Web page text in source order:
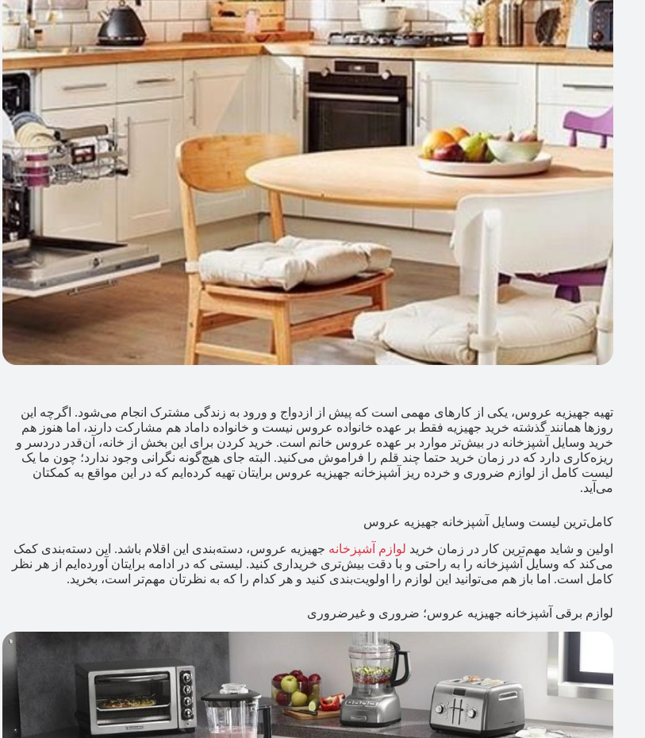
تهیه جهیزیه عروس، یکی از کارهای مهمی است که پیش از ازدواج و ورود به زندگی مشترک انجام می‌شود. اگرچه این
روزها همانند گذشته خرید جهیزیه فقط بر عهده خانواده عروس نیست و خانواده داماد هم مشارکت دارند، اما هنوز هم
خرید وسایل آشپزخانه در بیش‌تر موارد بر عهده عروس خانم است. خرید کردن برای این بخش از خانه، آن‌قدر دردسر و
ریزه‌کاری دارد که در زمان خرید حتما چند قلم را فراموش می‌کنید. البته جای هیچ‌‌گونه نگرانی وجود ندارد؛ چون ما یک
لیست کامل از لوازم ضروری و خرده ریز آشپزخانه جهیزیه عروس برایتان تهیه کرده‌ایم که در این مواقع به کمکتان
می‌آید.
کامل‌ترین لیست وسایل آشپزخانه جهیزیه عروس
اولین و شاید مهم‌ترین کار در زمان خرید لوازم آشپزخانه جهیزیه عروس، دسته‌بندی این اقلام باشد. این دسته‌بندی کمک
می‌کند که وسایل آشپزخانه را به راحتی و با دقت بیش‌تری خریداری کنید. لیستی که در ادامه برایتان آورده‌ایم از هر نظر
کامل است. اما باز هم می‌توانید این لوازم را اولویت‌بندی کنید و هر کدام را که به نظرتان مهم‌تر است، بخرید.
لوازم برقی آشپزخانه جهیزیه عروس؛ ضروری و غیرضروری